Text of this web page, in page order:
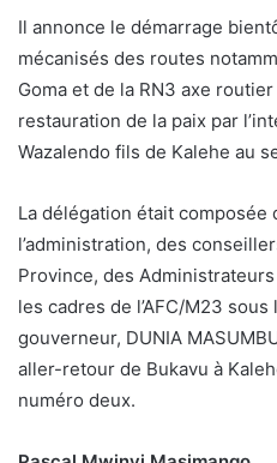
Il annonce le démarrage
mécanisés des routes
Goma et de la RN3 axe
restauration de la paix par
Wazalendo fils de Kalehe au
La délégation était composée
l’administration, des
Province, des
les cadres de l’AFC/M23
gouverneur, DUNIA
aller-retour de Bukavu à
numéro deux.